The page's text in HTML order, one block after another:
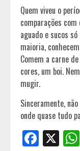
Quem viveu o
comparações
aguado e sucos
maioria,
Comem a carne
cores, um boi.
mugir.
Sinceramente,
onde quase tudo
X